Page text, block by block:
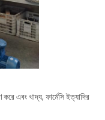
এবং খাদ্য, ফার্মেসি ইত্যাদির